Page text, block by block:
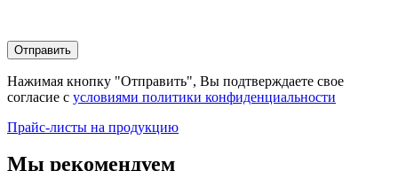
Отправить
Нажимая кнопку "Отправить", Вы подтверждаете свое
согласие с условиями политики конфиденциальности
Прайс-листы на продукцию
Мы рекомендуем